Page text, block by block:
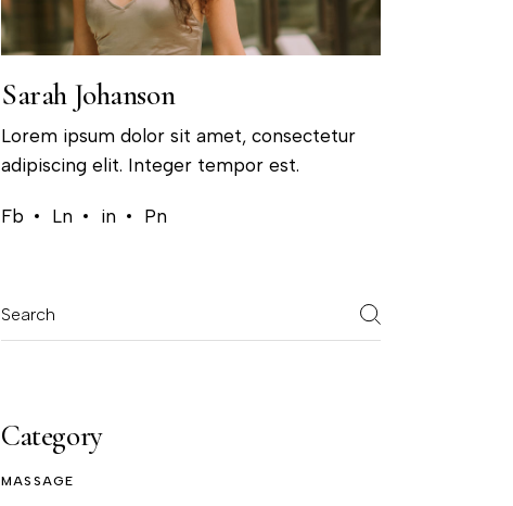
Sarah Johanson
Lorem ipsum dolor sit amet, consectetur
adipiscing elit. Integer tempor est.
Fb Ln in Pn
Category
MASSAGE